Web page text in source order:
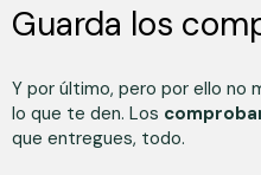
Guarda los
Y por último, pero por ello no
lo que te den. Los
que entregues, todo.